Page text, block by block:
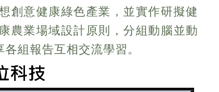
創意健康綠色產業，並實作研擬健
農業場域設計原則，分組動腦並動
組報告互相交流學習。